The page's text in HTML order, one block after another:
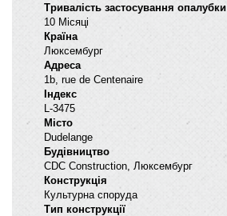
Тривалість застосування опалубки
10 Місяці
Країна
Люксембург
Адреса
1b, rue de Centenaire
Індекс
L-3475
Місто
Dudelange
Будівництво
CDC Construction, Люксембург
Конструкція
Культурна споруда
Тип конструкції